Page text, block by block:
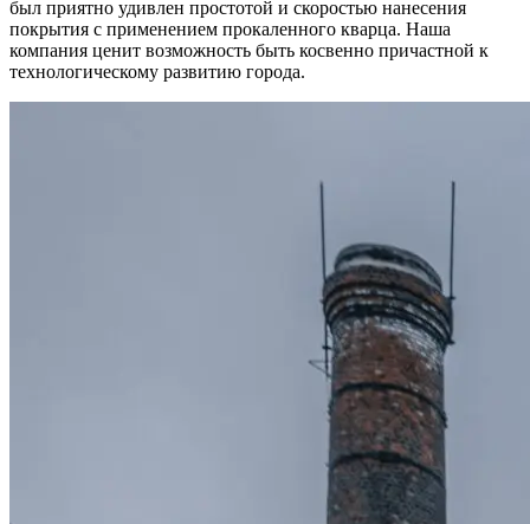
был приятно удивлен простотой и скоростью нанесения
покрытия с применением прокаленного кварца. Наша
компания ценит возможность быть косвенно причастной к
технологическому развитию города.